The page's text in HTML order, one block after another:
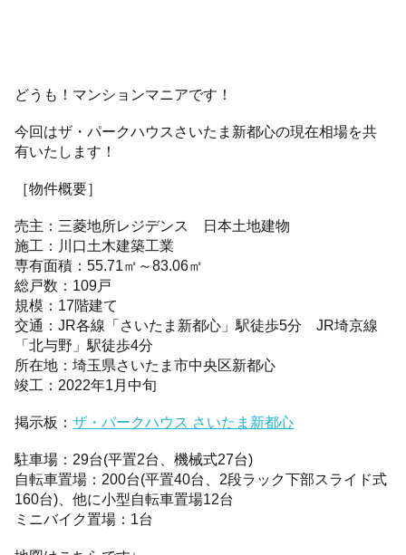
どうも！マンションマニアです！
今回はザ・パークハウスさいたま新都心の現在相場を共
有いたします！
［物件概要］
売主：三菱地所レジデンス 日本土地建物
施工：川口土木建築工業
専有面積：55.71㎡～83.06㎡
総戸数：109戸
規模：17階建て
交通：JR各線「さいたま新都心」駅徒歩5分 JR埼京線
「北与野」駅徒歩4分
所在地：埼玉県さいたま市中央区新都心
竣工：2022年1月中旬
掲示板：ザ・パークハウス さいたま新都心
駐車場：29台(平置2台、機械式27台)
自転車置場：200台(平置40台、2段ラック下部スライド式
160台)、他に小型自転車置場12台
ミニバイク置場：1台